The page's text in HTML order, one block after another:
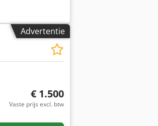
Advertentie
Vraag meer foto's aan
€ 1.500
Vaste prijs excl. btw